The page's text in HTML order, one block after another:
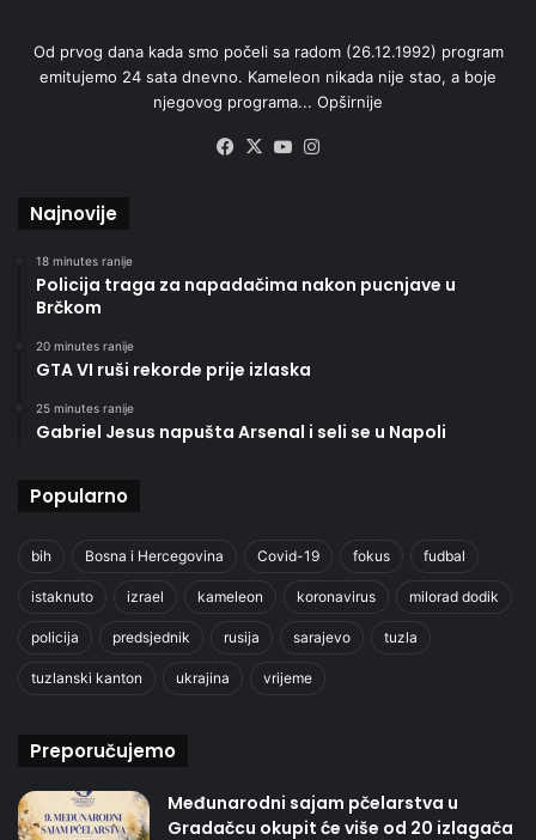
Od prvog dana kada smo počeli sa radom (26.12.1992) program
emitujemo 24 sata dnevno. Kameleon nikada nije stao, a boje
njegovog programa... Opširnije
Facebook
X YouTube
Najnovije
18 minutes ranije
Policija traga za napadačima nakon pucnjave u
Brčkom
20 minutes ranije
GTA VI ruši rekorde prije izlaska
25 minutes ranije
Gabriel Jesus napušta Arsenal i seli se u Napoli
Popularno
bih Bosna i Hercegovina Covid-19 fokus fudbal
istaknuto izrael kameleon koronavirus milorad dodik
policija predsjednik rusija sarajevo tuzla
tuzlanski kanton ukrajina vrijeme
Preporučujemo
Međunarodni sajam pčelarstva u
Gradačcu okupit će više od 20 izlagača